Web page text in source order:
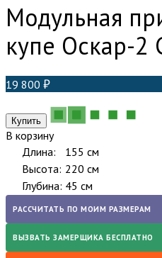
Модульная
купе Оскар-2
19 800
В корзину
Длина:
155 см
Высота: 220 см
Глубина: 45 см
РАССЧИТАТЬ ПО МОИМ РАЗМЕРАМ
ВЫЗВАТЬ ЗАМЕРЩИКА БЕСПЛАТНО